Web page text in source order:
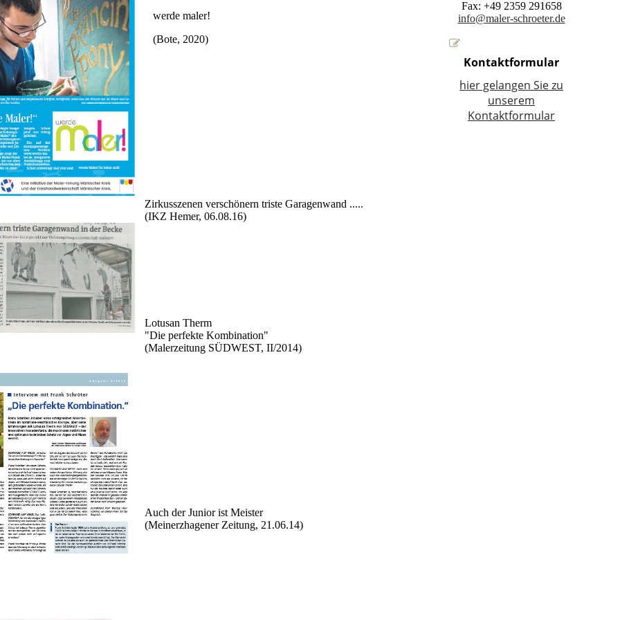
werde maler!
(Bote, 2020)
Zirkusszenen verschönern triste Garagenwand .....
(IKZ Hemer, 06.08.16)
Lotusan Therm
"Die perfekte Kombination"
(Malerzeitung SÜDWEST, II/2014)
Auch der Junior ist Meister
(Meinerzhagener Zeitung, 21.06.14)
Fax: +49 2359 291658
info@maler-schroeter.de
Kontaktformular
hier gelangen Sie zu
unserem
Kontaktformular